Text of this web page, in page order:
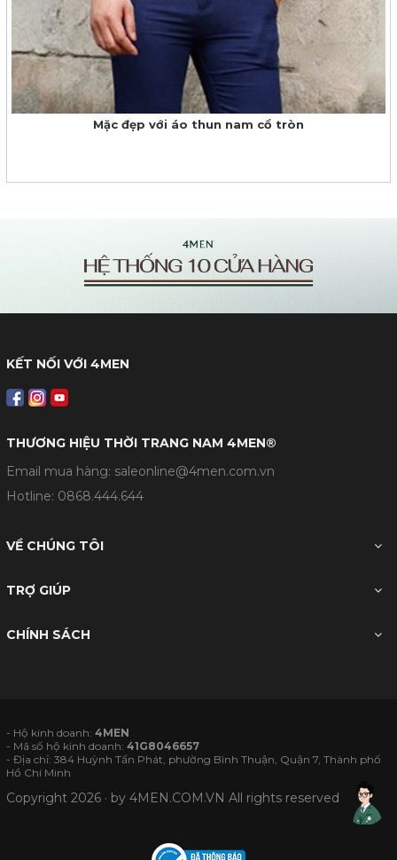
Mặc đẹp với áo thun nam cổ tròn
KẾT NỐI VỚI 4MEN
THƯƠNG HIỆU THỜI TRANG NAM 4MEN®
Email mua hàng: saleonline@4men.com.vn
Hotline: 0868.444.644
VỀ CHÚNG TÔI
TRỢ GIÚP
CHÍNH SÁCH
- Hộ kinh doanh:4MEN
- Mã số hộ kinh doanh:41G8046657
- Địa chỉ: 384 Huỳnh Tấn Phát, phường Bình Thuận, Quận 7, Thành phố
Hồ Chí Minh
Copyright 2026 · by4MEN.COM.VN All rights reserved